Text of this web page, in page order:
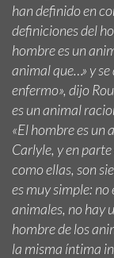
han definido en
definiciones del
hombre es un
animal que…» y
enfermo», dijo
es un animal
«El hombre es un
Carlyle, y en
como ellas, son
es muy simple:
animales, no hay
hombre de los
la misma íntima